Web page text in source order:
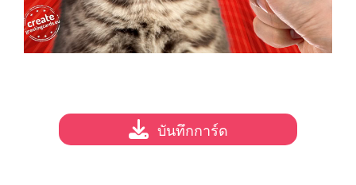
บันทึกการ์ด